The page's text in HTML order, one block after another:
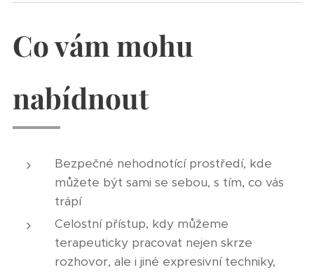
Co vám mohu
nabídnout
Bezpečné nehodnotící prostředí, kde
můžete být sami se sebou, s tím, co vás
trápí
Celostní přístup, kdy můžeme
terapeuticky pracovat nejen skrze
rozhovor, ale i jiné expresivní techniky,